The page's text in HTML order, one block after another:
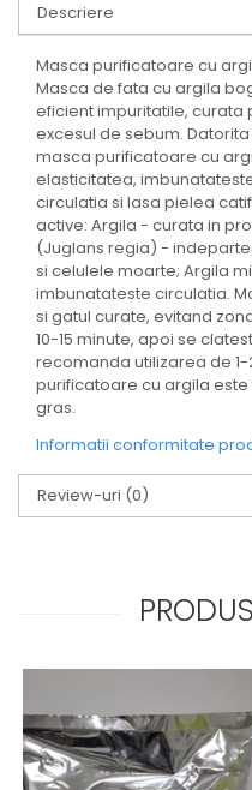
ULEIURI
CEAIURI
GEMODERIVATE
CREME AFECTIUNI PIELE
SUPOZITOARE
TINCTURI
SUPERALIMENTE
Descriere
Masca purificatoare cu
Masca de fata cu argila
eficient impuritatile, curata
excesul de sebum.
masca purificatoare cu
elasticitatea,
circulatia si lasa pielea
active: Argila - curata in
(Juglans regia) -
si celulele moarte; Argila
imbunatateste circulatia.
si gatul curate, evitand
10-15 minute, apoi se
recomanda utilizarea de
purificatoare cu argila
gras.
Informatii conformitate
Review-uri (0)